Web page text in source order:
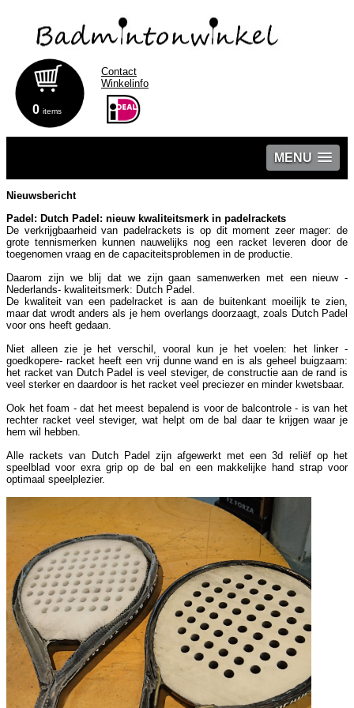
0 items
Contact
Winkelinfo
MENU
Nieuwsbericht
Padel: Dutch Padel: nieuw kwaliteitsmerk in padelrackets
De verkrijgbaarheid van padelrackets is op dit moment zeer mager: de
grote tennismerken kunnen nauwelijks nog een racket leveren door de
toegenomen vraag en de capaciteitsproblemen in de productie.
Daarom zijn we blij dat we zijn gaan samenwerken met een nieuw -
Nederlands- kwaliteitsmerk: Dutch Padel.
De kwaliteit van een padelracket is aan de buitenkant moeilijk te zien,
maar dat wrodt anders als je hem overlangs doorzaagt, zoals Dutch Padel
voor ons heeft gedaan.
Niet alleen zie je het verschil, vooral kun je het voelen: het linker -
goedkopere- racket heeft een vrij dunne wand en is als geheel buigzaam:
het racket van Dutch Padel is veel steviger, de constructie aan de rand is
veel sterker en daardoor is het racket veel preciezer en minder kwetsbaar.
Ook het foam - dat het meest bepalend is voor de balcontrole - is van het
rechter racket veel steviger, wat helpt om de bal daar te krijgen waar je
hem wil hebben.
Alle rackets van Dutch Padel zijn afgewerkt met een 3d reliëf op het
speelblad voor exra grip op de bal en een makkelijke hand strap voor
optimaal speelplezier.